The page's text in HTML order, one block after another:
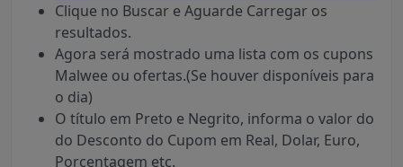
Clique no Buscar e Aguarde Carregar os
resultados.
Agora será mostrado uma lista com os cupons
Malwee ou ofertas.(Se houver disponíveis para
o dia)
O título em Preto e Negrito, informa o valor do
do Desconto do Cupom em Real, Dolar, Euro,
Porcentagem etc.